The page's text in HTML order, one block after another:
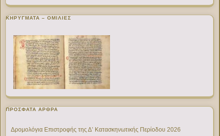
ΚΗΡΥΓΜΑΤΑ – ΟΜΙΛΙΕΣ
ΠΡΌΣΦΑΤΑ ΆΡΘΡΑ
Δρομολόγια Επιστροφής της Δ’ Κατασκηνωτικής Περίοδου 2026